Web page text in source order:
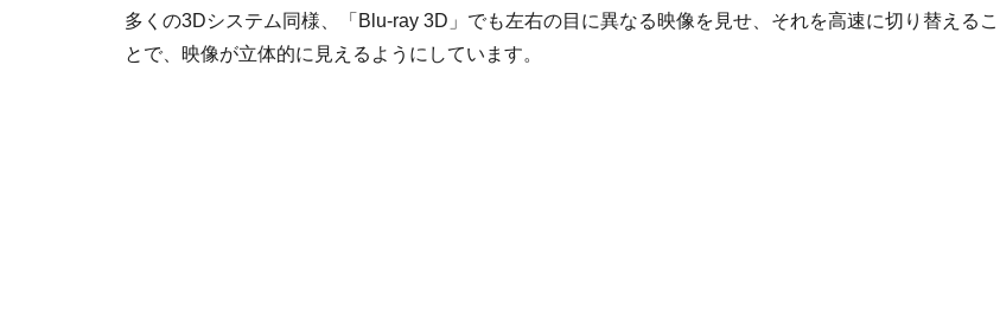
多くの3Dシステム同様、「Blu-ray 3D」でも左右の目に異なる映像を見せ、それを高速に切り替えるこ
とで、映像が立体的に見えるようにしています。